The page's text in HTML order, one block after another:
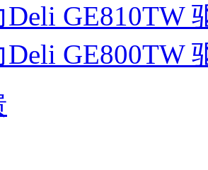
Deli GE810TW
Deli GE800TW